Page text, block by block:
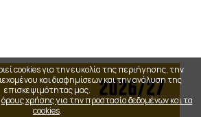
cookies για την ευκολία της περιήγησης, την
και διαφημίσεων και την ανάλυση της
επισκεψιμότητας μας.
όρους χρήσης για την προστασία δεδομένων και τα
cookies.